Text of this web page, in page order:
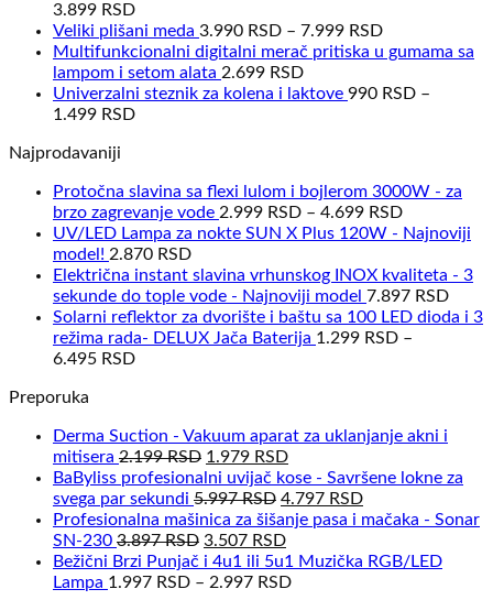
3.899 RSD
Veliki plišani meda 3.990 RSD – 7.999 RSD
Multifunkcionalni digitalni merač pritiska u gumama sa
lampom i setom alata 2.699 RSD
Univerzalni steznik za kolena i laktove 990 RSD –
1.499 RSD
Najprodavaniji
Protočna slavina sa flexi lulom i bojlerom 3000W - za
brzo zagrevanje vode 2.999 RSD – 4.699 RSD
UV/LED Lampa za nokte SUN X Plus 120W - Najnoviji
model! 2.870 RSD
Električna instant slavina vrhunskog INOX kvaliteta - 3
sekunde do tople vode - Najnoviji model 7.897 RSD
Solarni reflektor za dvorište i baštu sa 100 LED dioda i 3
režima rada- DELUX Jača Baterija 1.299 RSD –
6.495 RSD
Preporuka
Derma Suction - Vakuum aparat za uklanjanje akni i
mitisera 2.199RSD Originalna
cena
je
bila:
2.199 RSD.
1.979 RSDTrenutna
cena
je:
1.979 RSD.
BaByliss profesionalni uvijač kose - Savršene lokne za
svega par sekundi 5.997RSD Originalna
cena
je
bila:
5.997 RSD.
4.797 RSDTrenutna
cena
4.797 RSD.
Profesionalna mašinica za šišanje pasa i mačaka - Sonar
SN-230 3.897RSD Originalna
cena
je
3.507 RSDTrenutna
cena
je:
Bežični Brzi Punjač i 4u1 ili 5u1 Muzička RGB/LED
Lampa 1.997 RSD – 2.997 RSD